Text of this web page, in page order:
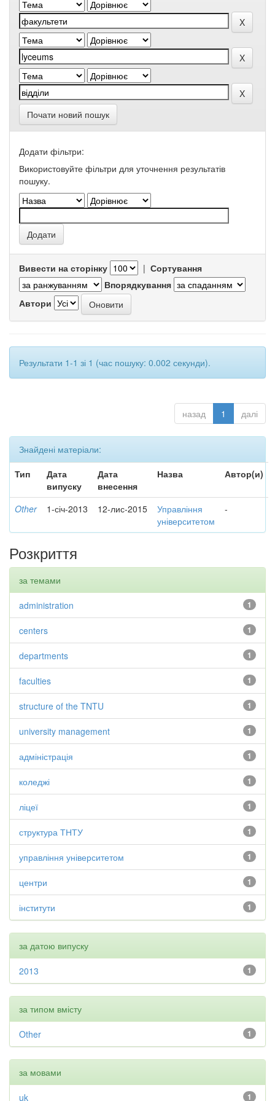
Почати новий пошук
Додати фільтри:
Використовуйте фільтри для уточнення результатів
пошуку.
Вивести на сторінку | Сортування
Впорядкування
Автори
Результати 1-1 зі 1 (час пошуку: 0.002 секунди).
назад 1 далі
Знайдені матеріали:
Тип
Дата
випуску
Дата
внесення
Назва Автор(и)
Other 1-січ-2013 12-лис-2015
Управління
університетом
-
Розкриття
за темами
1
administration
1
centers
1
departments
1
faculties
1
structure of the TNTU
1
university management
1
адміністрація
1
коледжі
1
ліцеї
1
структура ТНТУ
1
управління університетом
1
центри
1
інститути
за датою випуску
1
2013
за типом вмісту
1
Other
за мовами
1
uk